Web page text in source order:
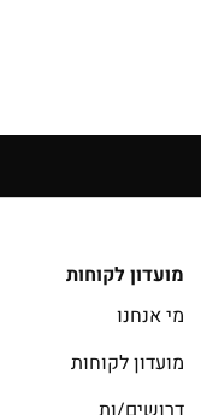
מועדון לקוחות
מי אנחנו
מועדון לקוחות